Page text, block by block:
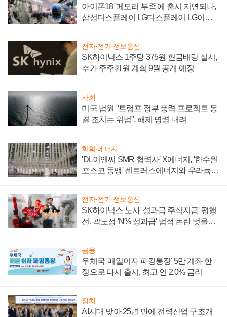
아이폰18 '메모리 부족'에 출시 지연되나,
삼성디스플레이 LG디스플레이 LG이노
전자·전기·정보통신
SK하이닉스 1주당 375원 현금배당 실시,
추가 주주환원 계획 9월 공개 예정
사회
미국 법원 "트럼프 정부 풍력 프로젝트 동
결 조치는 위법", 해제 명령 내려
화학·에너지
'DL이앤씨 SMR 협력사' X에너지, '한수원
포스코 동맹' 센트러스에너지와 우라늄
전자·전기·정보통신
SK하이닉스 노사 '성과급 주식지급' 평행
선, 곽노정 'N% 성과급' 법적 논란 벗을지
금융
우체국 '매일이자 파킹통장' 5만 계좌 한
정으로 다시 출시, 최고 연 2.0% 금리
정치
AI시대 맞아 25년 만에 전력산업 구조개